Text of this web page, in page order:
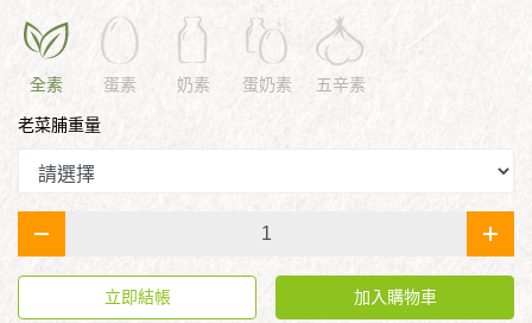
全素 蛋素 奶素 蛋奶素 五辛素
老菜脯重量
- +
立即結帳 加入購物車